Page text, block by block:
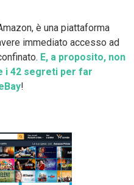
è una piattaforma
immediato accesso ad
E, a proposito, non
i 42 segreti per far
!